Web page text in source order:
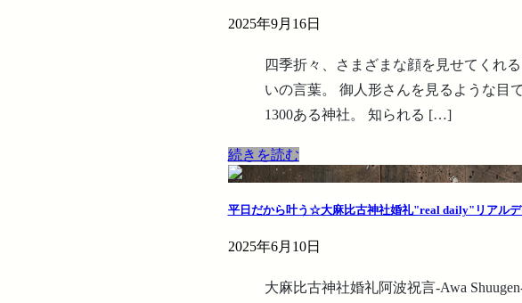
2025年9月16日
四季折々、さまざまな顔を見せてくれ
いの言葉。 御人形さんを見るような目
1300ある神社。 知られる […]
続きを読む
平日だから叶う☆大麻比古神社婚礼"real daily"リアル
2025年6月10日
大麻比古神社婚礼阿波祝言-Awa